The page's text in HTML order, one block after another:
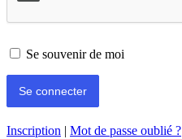
Se souvenir de moi
Inscription | Mot de passe oublié ?